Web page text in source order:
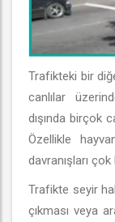
Trafikteki bir
canlılar
dışında birçok
Özellikle
davranışları
Trafikte seyir
çıkması veya